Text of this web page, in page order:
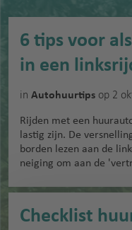
6 tips voor
in een
in Autohuurtips op 2
Rijden met een
lastig zijn. De
borden lezen aan de
neiging om aan de
Checklist